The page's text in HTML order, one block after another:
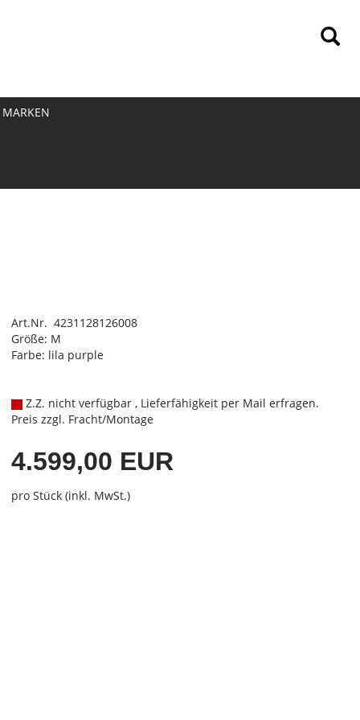
MARKEN
Art.Nr. 4231128126008
Größe: M
Farbe: lila purple
Z.Z. nicht verfügbar , Lieferfähigkeit per Mail erfragen.
Preis zzgl. Fracht/Montage
4.599,00 EUR
pro Stück (inkl. MwSt.)